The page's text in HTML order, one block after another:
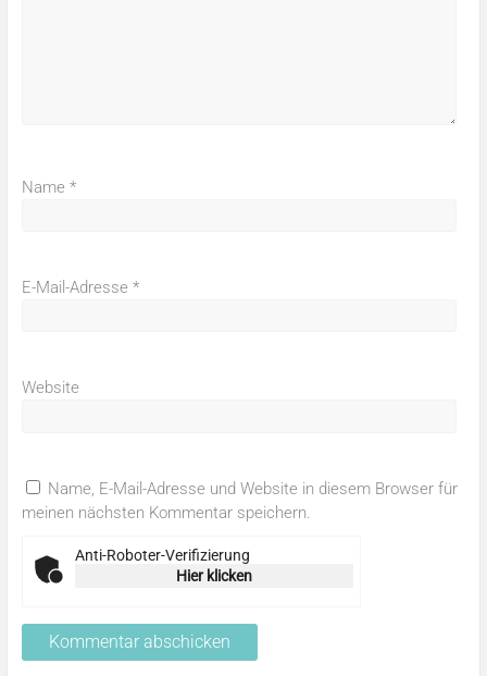
Name *
E-Mail-Adresse *
Website
Name, E-Mail-Adresse und Website in diesem Browser für
meinen nächsten Kommentar speichern.
Anti-Roboter-Verifizierung
Hier klicken